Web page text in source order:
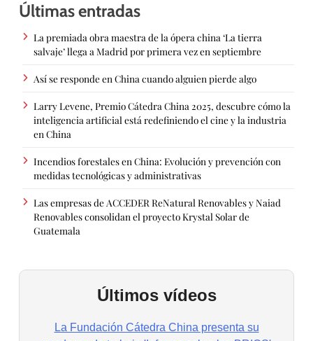
Últimas entradas
La premiada obra maestra de la ópera china ‘La tierra
salvaje’ llega a Madrid por primera vez en septiembre
Así se responde en China cuando alguien pierde algo
Larry Levene, Premio Cátedra China 2025, descubre cómo la
inteligencia artificial está redefiniendo el cine y la industria
en China
Incendios forestales en China: Evolución y prevención con
medidas tecnológicas y administrativas
Las empresas de ACCEDER ReNatural Renovables y Naiad
Renovables consolidan el proyecto Krystal Solar de
Guatemala
Últimos vídeos
La Fundación Cátedra China presenta su